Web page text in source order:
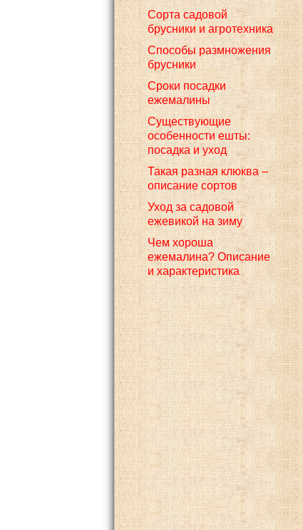
Сорта садовой
брусники и агротехника
Способы размножения
брусники
Сроки посадки
ежемалины
Существующие
особенности ешты:
посадка и уход
Такая разная клюква –
описание сортов
Уход за садовой
ежевикой на зиму
Чем хороша
ежемалина? Описание
и характеристика